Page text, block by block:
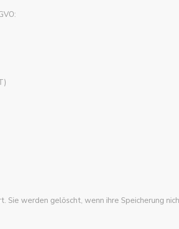
Sie werden gelöscht, wenn ihre Speicherung